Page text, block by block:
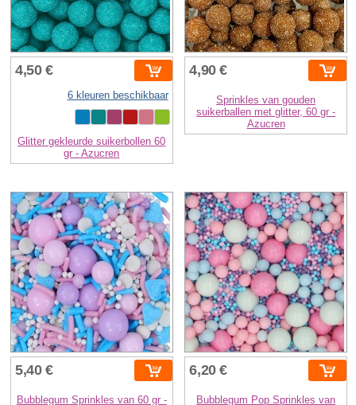
4,50 €
6 kleuren beschikbaar
Glitter gekleurde suikerbollen 60
gr - Azucren
4,90 €
Sprinkles van gouden
suikerballen met glitter, 60 gr -
Azucren
5,40 €
Bubblegum Sprinkles van 60 gr -
6,20 €
Bubblegum Pop Sprinkles van